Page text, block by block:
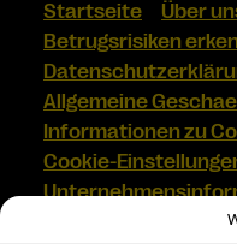
Startseite Über
Betrugsrisiken
Allgemeine
Informationen zu
Cookie-